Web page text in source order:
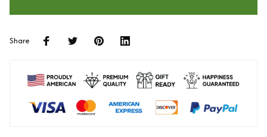
Share